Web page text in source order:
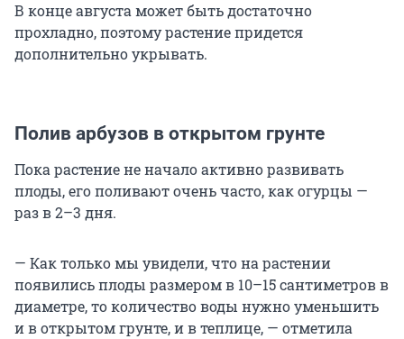
В конце августа может быть достаточно
прохладно, поэтому растение придется
дополнительно укрывать.
Полив арбузов в открытом грунте
Пока растение не начало активно развивать
плоды, его поливают очень часто, как огурцы —
раз в 2–3 дня.
— Как только мы увидели, что на растении
появились плоды размером в 10–15 сантиметров в
диаметре, то количество воды нужно уменьшить
и в открытом грунте, и в теплице, — отметила